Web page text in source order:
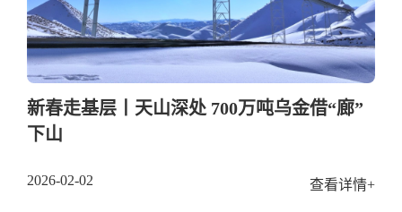
新春走基层丨天山深处 700万吨乌金借“廊”
下山
2026-02-02 查看详情+